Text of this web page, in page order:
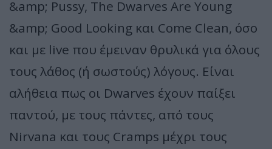
&amp; Pussy, The Dwarves Are Young
&amp; Good Looking και Come Clean, όσο
και με live που έμειναν θρυλικά για όλους
τους λάθος (ή σωστούς) λόγους. Είναι
αλήθεια πως οι Dwarves έχουν παίξει
παντού, με τους πάντες, από τους
Nirvana και τους Cramps μέχρι τους